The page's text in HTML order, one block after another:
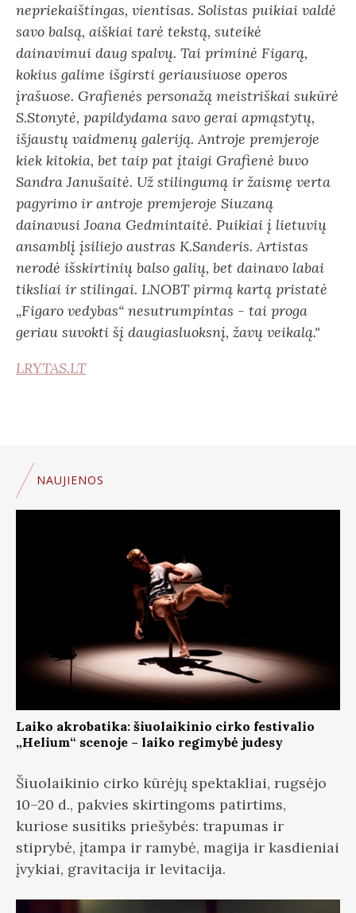
nepriekaištingas, vientisas. Solistas puikiai valdė
savo balsą, aiškiai tarė tekstą, suteikė
dainavimui daug spalvų. Tai priminė Figarą,
kokius galime išgirsti geriausiuose operos
įrašuose. Grafienės personažą meistriškai sukūrė
S.Stonytė, papildydama savo gerai apmąstytų,
išjaustų vaidmenų galeriją. Antroje premjeroje
kiek kitokia, bet taip pat įtaigi Grafienė buvo
Sandra Janušaitė. Už stilingumą ir žaismę verta
pagyrimo ir antroje premjeroje Siuzaną
dainavusi Joana Gedmintaitė. Puikiai į lietuvių
ansamblį įsiliejo austras K.Sanderis. Artistas
nerodė išskirtinių balso galių, bet dainavo labai
tiksliai ir stilingai. LNOBT pirmą kartą pristatė
„Figaro vedybas“ nesutrumpintas - tai proga
geriau suvokti šį daugiasluoksnį, žavų veikalą."
LRYTAS.LT
NAUJIENOS
Laiko akrobatika: šiuolaikinio cirko festivalio
„Helium“ scenoje – laiko regimybė judesy
Šiuolaikinio cirko kūrėjų spektakliai, rugsėjo
10–20 d., pakvies skirtingoms patirtims,
kuriose susitiks priešybės: trapumas ir
stiprybė, įtampa ir ramybė, magija ir kasdieniai
įvykiai, gravitacija ir levitacija.